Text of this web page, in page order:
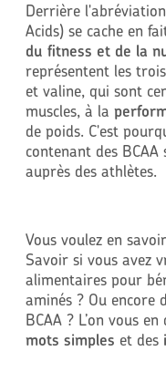
Derrière
Acids) se cache en
du fitness et de la
représentent les
et valine, qui sont
muscles, à la
de poids. C'est
contenant des
auprès des athlètes.
Vous voulez en
Savoir si vous avez
alimentaires pour
aminés ? Ou encore
BCAA ? L’on vous
mots simples et des